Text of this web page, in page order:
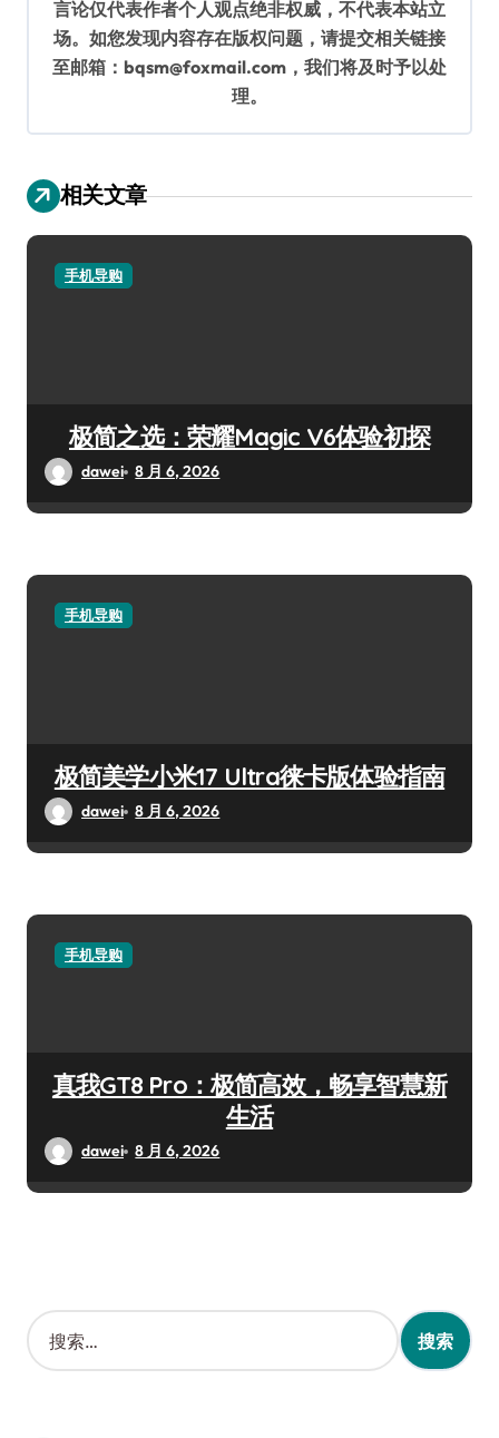
言论仅代表作者个人观点绝非权威，不代表本站立
场。如您发现内容存在版权问题，请提交相关链接
至邮箱：bqsm@foxmail.com，我们将及时予以处
理。
相关文章
手机导购
极简之选：荣耀Magic V6体验初探
dawei 8 月 6, 2026
手机导购
极简美学小米17 Ultra徕卡版体验指南
dawei 8 月 6, 2026
手机导购
真我GT8 Pro：极简高效，畅享智慧新
生活
dawei 8 月 6, 2026
：